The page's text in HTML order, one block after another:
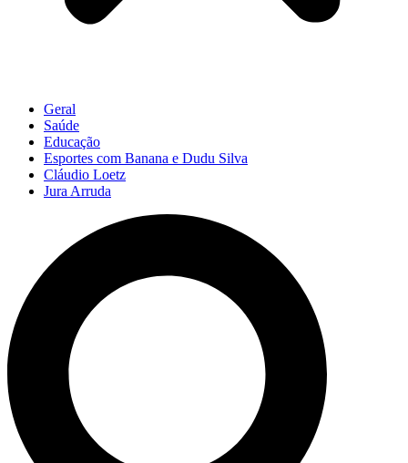
Geral
Saúde
Educação
Esportes com Banana e Dudu Silva
Cláudio Loetz
Jura Arruda